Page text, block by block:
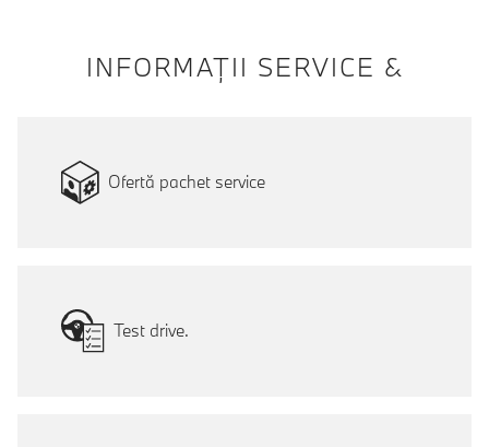
INFORMAŢII SERVICE &
Ofertă pachet service
Test drive.